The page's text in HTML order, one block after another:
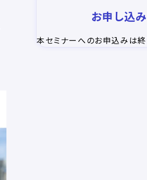
お申し込
本セミナーへのお申込みは